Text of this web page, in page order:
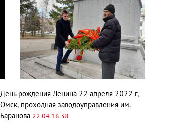
День рождения Ленина 22 апреля 2022 г,
Омск, проходная заводоуправления им.
Баранова 22.04 16:38